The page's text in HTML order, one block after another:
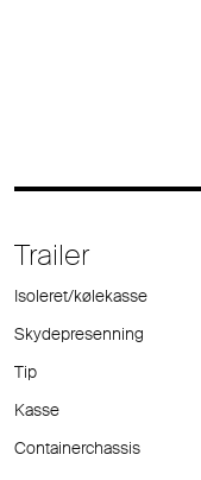
Trailer
Isoleret/kølekasse
Skydepresenning
Tip
Kasse
Containerchassis